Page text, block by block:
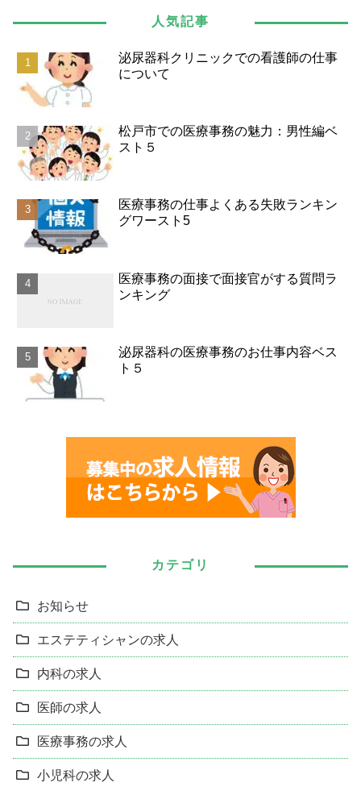
人気記事
泌尿器科クリニックでの看護師の仕事
について
松戸市での医療事務の魅力：男性編ベ
スト５
医療事務の仕事よくある失敗ランキン
グワースト5
医療事務の面接で面接官がする質問ラ
ンキング
泌尿器科の医療事務のお仕事内容ベス
ト５
カテゴリ
お知らせ
エステティシャンの求人
内科の求人
医師の求人
医療事務の求人
小児科の求人